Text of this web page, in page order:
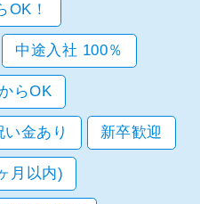
OK！
中途入社 100％
らOK
い金あり 新卒歓迎
月以内)